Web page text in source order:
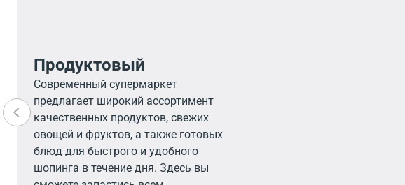
Продуктовый
Современный супермаркет
предлагает широкий ассортимент
качественных продуктов, свежих
овощей и фруктов, а также готовых
блюд для быстрого и удобного
шопинга в течение дня. Здесь вы